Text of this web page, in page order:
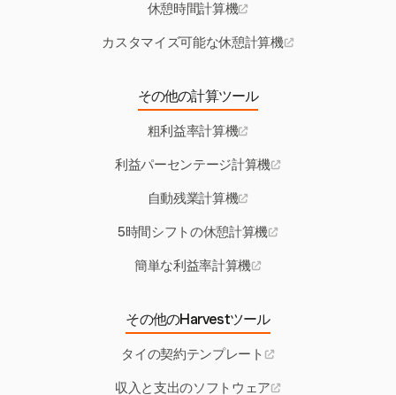
休憩時間計算機
カスタマイズ可能な休憩計算機
その他の計算ツール
粗利益率計算機
利益パーセンテージ計算機
自動残業計算機
5時間シフトの休憩計算機
簡単な利益率計算機
その他のHarvestツール
タイの契約テンプレート
収入と支出のソフトウェア